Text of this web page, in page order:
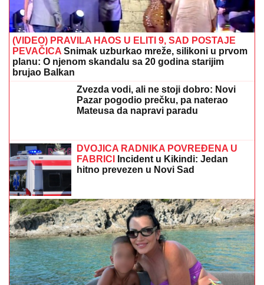
(VIDEO) PRAVILA HAOS U ELITI 9, SAD POSTAJE
PEVAČICA Snimak uzburkao mreže, silikoni u prvom
planu: O njenom skandalu sa 20 godina starijim
brujao Balkan
Zvezda vodi, ali ne stoji dobro: Novi
Pazar pogodio prečku, pa naterao
Mateusa da napravi paradu
DVOJICA RADNIKA POVREĐENA U
FABRICI
Incident u Kikindi: Jedan
hitno prevezen u Novi Sad